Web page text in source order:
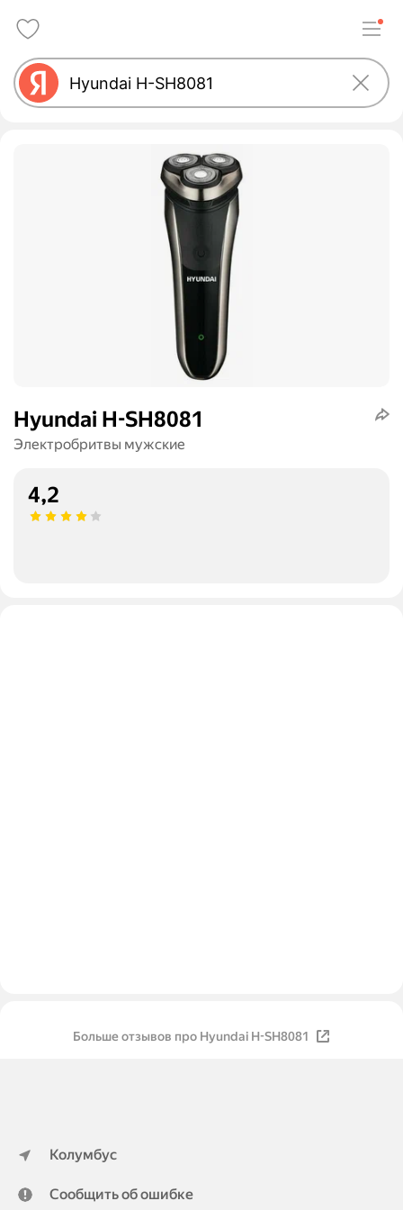
Hyundai H-SH8081
Электробритвы мужские
4,2
Больше отзывов про Hyundai H-SH8081
Колумбус
Сообщить об ошибке